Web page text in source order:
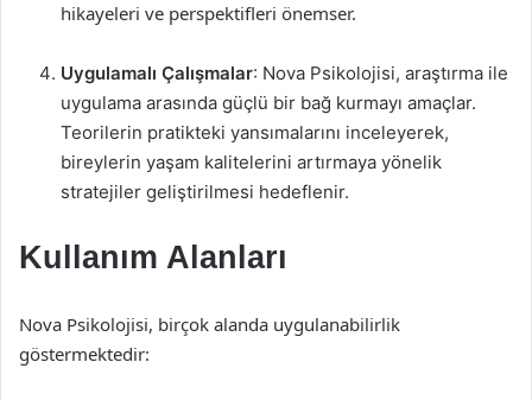
hikayeleri ve perspektifleri önemser.
Uygulamalı Çalışmalar: Nova Psikolojisi, araştırma ile
uygulama arasında güçlü bir bağ kurmayı amaçlar.
Teorilerin pratikteki yansımalarını inceleyerek,
bireylerin yaşam kalitelerini artırmaya yönelik
stratejiler geliştirilmesi hedeflenir.
Kullanım Alanları
Nova Psikolojisi, birçok alanda uygulanabilirlik
göstermektedir: